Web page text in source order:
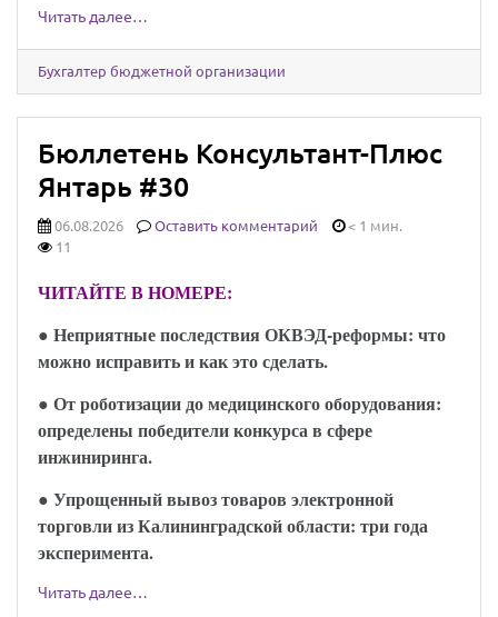
Читать далее…
Бухгалтер бюджетной организации
Бюллетень Консультант-Плюс
Янтарь #30
06.08.2026 Оставить комментарий
< 1 мин.
11
ЧИТАЙТЕ В НОМЕРЕ:
● Неприятные последствия ОКВЭД-реформы: что
можно исправить и как это сделать.
● От роботизации до медицинского оборудования:
определены победители конкурса в сфере
инжиниринга.
● Упрощенный вывоз товаров электронной
торговли из Калининградской области: три года
эксперимента.
Читать далее…